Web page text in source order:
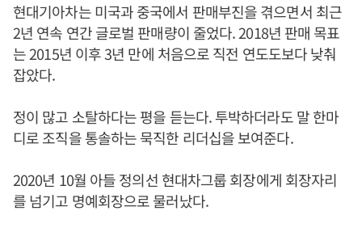
현대기아차는 미국과 중국에서 판매부진을 겪으면서 최근
2년 연속 연간 글로벌 판매량이 줄었다. 2018년 판매 목표
는 2015년 이후 3년 만에 처음으로 직전 연도도보다 낮춰
잡았다.
정이 많고 소탈하다는 평을 듣는다. 투박하더라도 말 한마
디로 조직을 통솔하는 묵직한 리더십을 보여준다.
2020년 10월 아들 정의선 현대차그룹 회장에게 회장자리
를 넘기고 명예회장으로 물러났다.